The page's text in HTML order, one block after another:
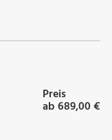
Preis
ab 689,00 €